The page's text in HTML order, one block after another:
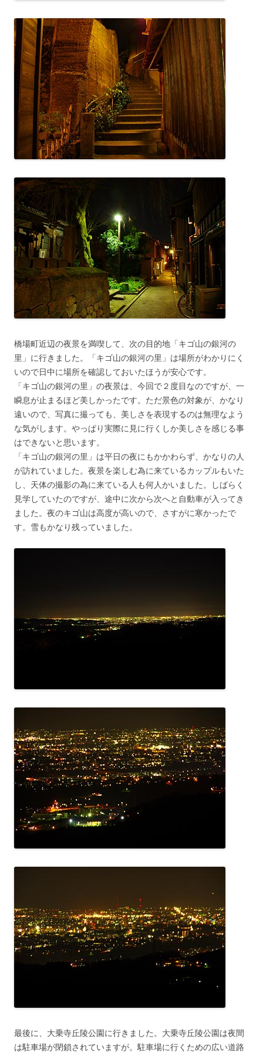
橋場町近辺の夜景を満喫して、次の目的地「キゴ山の銀河の
里」に行きました。「キゴ山の銀河の里」は場所がわかりにく
いので日中に場所を確認しておいたほうが安心です。
「キゴ山の銀河の里」の夜景は、今回で２度目なのですが、一
瞬息が止まるほど美しかったです。ただ景色の対象が、かなり
遠いので、写真に撮っても、美しさを表現するのは無理なよう
な気がします。やっぱり実際に見に行くしか美しさを感じる事
はできないと思います。
「キゴ山の銀河の里」は平日の夜にもかかわらず、かなりの人
が訪れていました。夜景を楽しむ為に来ているカップルもいた
し、天体の撮影の為に来ている人も何人かいました。しばらく
見学していたのですが、途中に次から次へと自動車が入ってき
ました。夜のキゴ山は高度が高いので、さすがに寒かったで
す。雪もかなり残っていました。
最後に、大乗寺丘陵公園に行きました。大乗寺丘陵公園は夜間
は駐車場が閉鎖されていますが。駐車場に行くための広い道路